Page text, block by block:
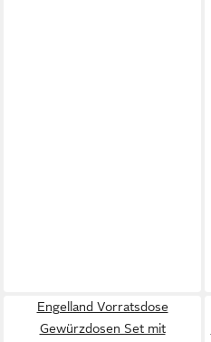
Engelland Vorratsdose
Gewürzdosen Set mit